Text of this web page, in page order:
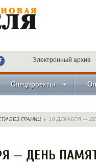
Электронный архив
Спецпроекты
БЕЗ ГРАНИЦ 16 ДЕКАБРЯ —
— ДЕНЬ